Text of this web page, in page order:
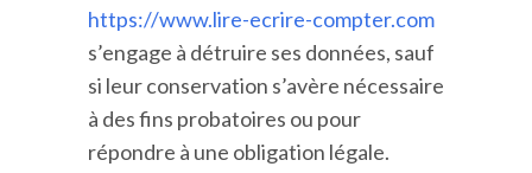
https://www.lire-ecrire-compter.com
s’engage à détruire ses données, sauf
si leur conservation s’avère nécessaire
à des fins probatoires ou pour
répondre à une obligation légale.